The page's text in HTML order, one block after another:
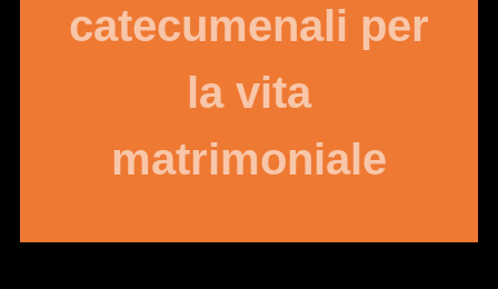
catecumenali per
la vita
matrimoniale